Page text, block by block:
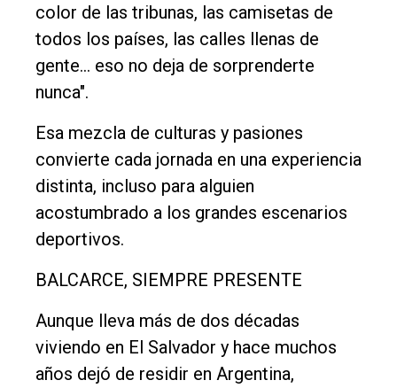
color de las tribunas, las camisetas de
todos los países, las calles llenas de
gente... eso no deja de sorprenderte
nunca".
Esa mezcla de culturas y pasiones
convierte cada jornada en una experiencia
distinta, incluso para alguien
acostumbrado a los grandes escenarios
deportivos.
BALCARCE, SIEMPRE PRESENTE
Aunque lleva más de dos décadas
viviendo en El Salvador y hace muchos
años dejó de residir en Argentina,